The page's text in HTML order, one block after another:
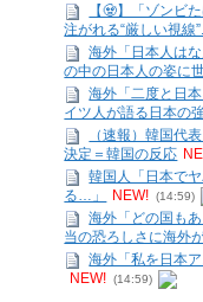
【🧟】「ゾンビ
注がれる“厳しい視線”...
海外「日本人は
の中の日本人の姿に世
海外「二度と日
イツ人が語る日本の強
（速報）韓国代
決定＝韓国の反応
韓国人「日本で
る…」
NEW! (14:59)
海外「どの国も
当の恐ろしさに海外が
海外「私を日本
NEW! (14:59)